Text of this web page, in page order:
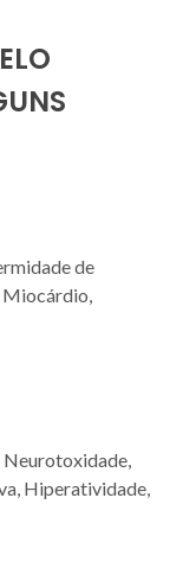
de
Neurotoxidade,
Hiperatividade,